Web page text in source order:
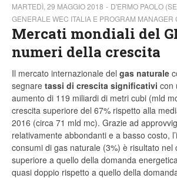
MARTEDÌ, 29 MAGGIO 2018
D'ERMO PAOLO
GENERALE WEC ITALIA E PROGRAM MANAGER
Mercati mondiali del
numeri della crescita
Il mercato internazionale del gas naturale
segnare tassi di crescita significativi con
aumento di 119 miliardi di metri cubi (mld
crescita superiore del 67% rispetto alla
2016 (circa 71 mld mc). Grazie ad
relativamente abbondanti e a basso costo,
consumi di gas naturale (3%) è risultato nel
superiore a quello della domanda
quasi doppio rispetto a quello della